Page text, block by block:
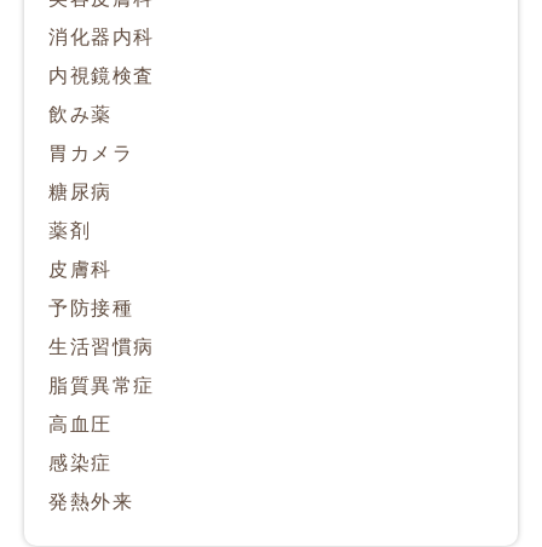
消化器内科
内視鏡検査
飲み薬
胃カメラ
糖尿病
薬剤
皮膚科
予防接種
生活習慣病
脂質異常症
高血圧
感染症
発熱外来